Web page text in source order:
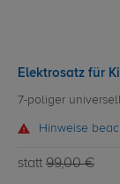
Elektrosatz für
7-poliger
Hinweise
statt 99,00 €